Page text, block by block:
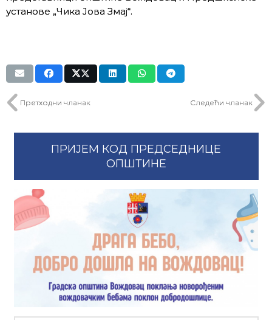
установе „Чика Јова Змај“.
Претходни чланак Следећи чланак
ПРИЈЕМ КОД ПРЕДСЕДНИЦЕ
ОПШТИНЕ